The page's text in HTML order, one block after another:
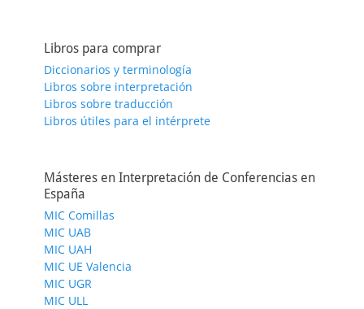
Libros para comprar
Diccionarios y terminología
Libros sobre interpretación
Libros sobre traducción
Libros útiles para el intérprete
Másteres en Interpretación de Conferencias en
España
MIC Comillas
MIC UAB
MIC UAH
MIC UE Valencia
MIC UGR
MIC ULL